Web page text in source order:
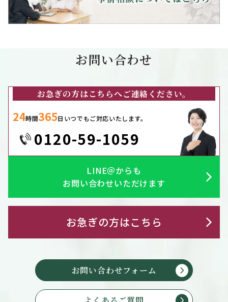
お問い合わせ
お急ぎの方はこちらへご連絡ください。
24時間365日いつでもご対応いたします。
0120-59-1059
LINE＠からも
お問い合わせいただけます
お急ぎの方はこちら
お問い合わせフォーム